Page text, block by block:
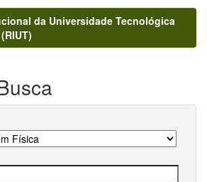
da Universidade Tecnológica